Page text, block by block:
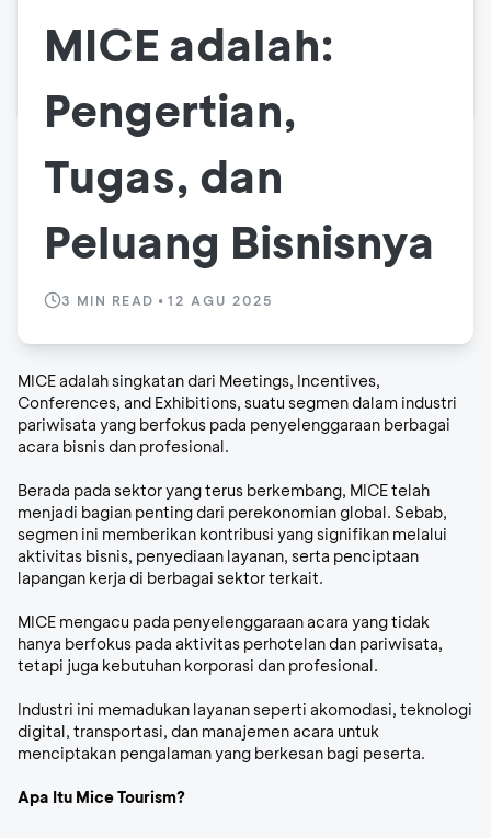
MICE adalah:
Pengertian,
Tugas, dan
Peluang Bisnisnya
3 MIN READ • 12 AGU 2025
MICE adalah singkatan dari Meetings, Incentives,
Conferences, and Exhibitions, suatu segmen dalam industri
pariwisata yang berfokus pada penyelenggaraan berbagai
acara bisnis dan profesional.
Berada pada sektor yang terus berkembang, MICE telah
menjadi bagian penting dari perekonomian global. Sebab,
segmen ini memberikan kontribusi yang signifikan melalui
aktivitas bisnis, penyediaan layanan, serta penciptaan
lapangan kerja di berbagai sektor terkait.
MICE mengacu pada penyelenggaraan acara yang tidak
hanya berfokus pada aktivitas perhotelan dan pariwisata,
tetapi juga kebutuhan korporasi dan profesional.
Industri ini memadukan layanan seperti akomodasi, teknologi
digital, transportasi, dan manajemen acara untuk
menciptakan pengalaman yang berkesan bagi peserta.
Apa Itu Mice Tourism?